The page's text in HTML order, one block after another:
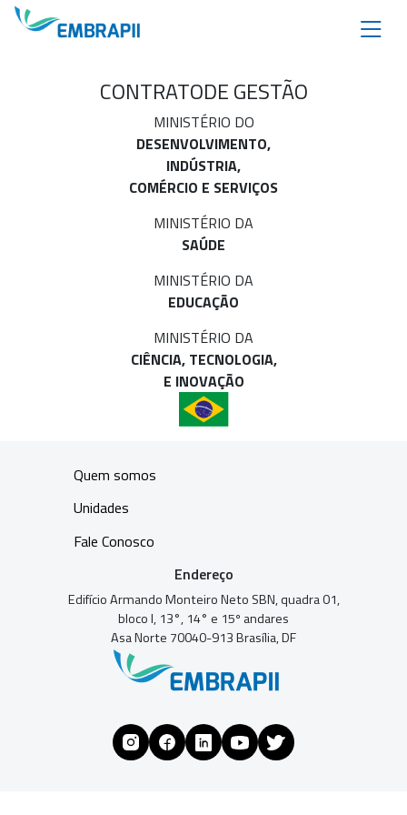
CONTRATODE GESTÃO
MINISTÉRIO DO
DESENVOLVIMENTO,
INDÚSTRIA,
COMÉRCIO E SERVIÇOS
MINISTÉRIO DA
SAÚDE
MINISTÉRIO DA
EDUCAÇÃO
MINISTÉRIO DA
CIÊNCIA, TECNOLOGIA,
E INOVAÇÃO
Quem somos
Unidades
Fale Conosco
Endereço
Edifício Armando Monteiro Neto SBN, quadra 01,
bloco I, 13°, 14° e 15º andares
Asa Norte 70040-913 Brasília, DF